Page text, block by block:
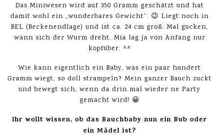
Das Miniwesen wird auf 350 Gramm geschätzt und hat
damit wohl ein „wunderbares Gewicht“. 😉 Liegt noch in
BEL (Beckenendlage) und ist ca. 24 cm groß. Mal gucken,
wann sich der Wurm dreht. Mia lag ja von Anfang nur
kopfüber. ^^
Wie kann eigentlich ein Baby, was ein paar hundert
Gramm wiegt, so doll strampeln? Mein ganzer Bauch zuckt
und bewegt sich, wenn da drin mal wieder ne Party
gemacht wird! 😀
Ihr wollt wissen, ob das Bauchbaby nun ein Bub oder
ein Mädel ist?